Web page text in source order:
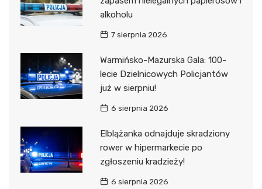
alkoholu
7 sierpnia 2026
Warmińsko-Mazurska Gala: 100-
lecie Dzielnicowych Policjantów
już w sierpniu!
6 sierpnia 2026
Elblążanka odnajduje skradziony
rower w hipermarkecie po
zgłoszeniu kradzieży!
6 sierpnia 2026